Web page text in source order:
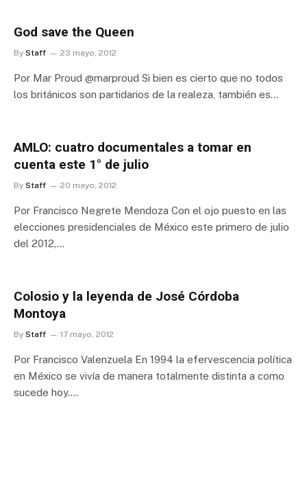
God save the Queen
By Staff 23 mayo, 2012
Por Mar Proud @marproud Si bien es cierto que no todos
los británicos son partidarios de la realeza, también es…
AMLO: cuatro documentales a tomar en
cuenta este 1° de julio
By Staff 20 mayo, 2012
Por Francisco Negrete Mendoza Con el ojo puesto en las
elecciones presidenciales de México este primero de julio
del 2012,…
Colosio y la leyenda de José Córdoba
Montoya
By Staff 17 mayo, 2012
Por Francisco Valenzuela En 1994 la efervescencia política
en México se vivía de manera totalmente distinta a como
sucede hoy.…